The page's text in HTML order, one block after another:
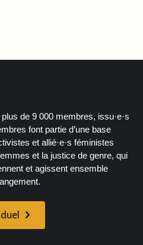
de 9 000 membres, issu·e·s
font partie d’une base
et allié·e·s féministes
et la justice de genre, qui
et agissent ensemble